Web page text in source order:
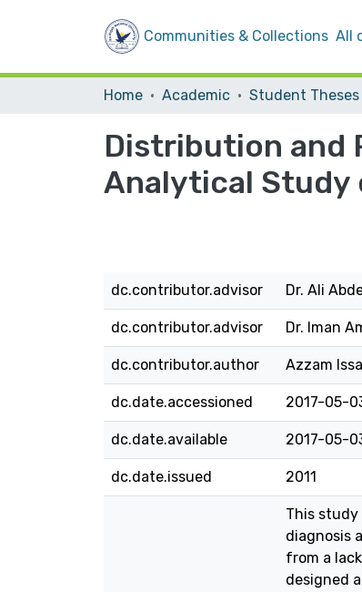
Communities & Collections All
Home Academic
Distribution and
Analytical
dc.contributor.advisor Dr. Ali
dc.contributor.advisor Dr. Iman
dc.contributor.author Azzam
dc.date.accessioned 2017-05-
dc.date.available 2017-05-
dc.date.issued 2011
This
diagnosis
from a
designed